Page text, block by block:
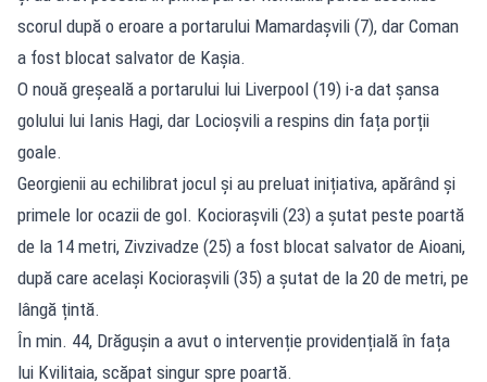
scorul după o eroare a portarului Mamardașvili (7), dar Coman
a fost blocat salvator de Kașia.
O nouă greșeală a portarului lui Liverpool (19) i-a dat șansa
golului lui Ianis Hagi, dar Locioșvili a respins din fața porții
goale.
Georgienii au echilibrat jocul și au preluat inițiativa, apărând și
primele lor ocazii de gol. Kociorașvili (23) a șutat peste poartă
de la 14 metri, Zivzivadze (25) a fost blocat salvator de Aioani,
după care același Kociorașvili (35) a șutat de la 20 de metri, pe
lângă țintă.
În min. 44, Drăgușin a avut o intervenție providențială în fața
lui Kvilitaia, scăpat singur spre poartă.